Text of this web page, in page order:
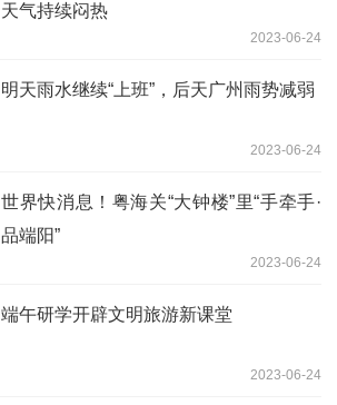
天气持续闷热
2023-06-24
明天雨水继续“上班”，后天广州雨势减弱
2023-06-24
世界快消息！粤海关“大钟楼”里“手牵手·
品端阳”
2023-06-24
端午研学开辟文明旅游新课堂
2023-06-24